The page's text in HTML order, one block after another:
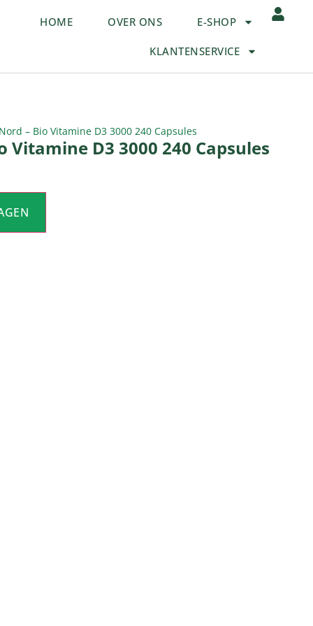
HOME OVER ONS E-SHOP
KLANTENSERVICE
– Bio Vitamine D3 3000 240 Capsules
Vitamine D3 3000 240 Capsules